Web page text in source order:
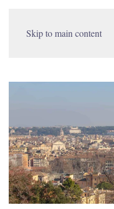
Skip to main content